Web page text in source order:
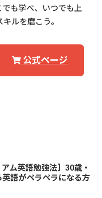
でも学べ、いつでも上
ルを磨こう。
公式ページ
アム英語勉強法】30歳・
英語がペラペラになる方